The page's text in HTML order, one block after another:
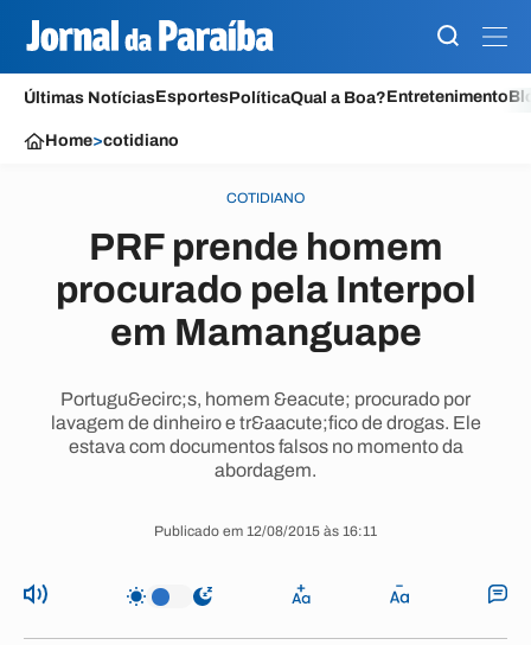
Últimas NotíciasEsportesPolíticaQual a Boa?Entretenimento
Home>cotidiano
COTIDIANO
PRF prende homem
procurado pela Interpol
em Mamanguape
Portugu&ecirc;s, homem &eacute; procurado por
lavagem de dinheiro e tr&aacute;fico de drogas. Ele
estava com documentos falsos no momento da
abordagem.
Publicado em 12/08/2015 às 16:11